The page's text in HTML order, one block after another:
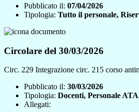
Pubblicato il: 07/04/2026
Tipologia: Tutto il personale,
Circolare del 30/03/2026
Circ. 229 Integrazione circ. 215 corso
Pubblicato il: 30/03/2026
Tipologia: Docenti, Personale
Allegati: